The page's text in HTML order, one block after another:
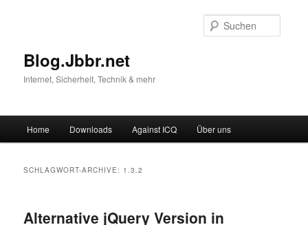
Blog.Jbbr.net
Internet, Sicherheit, Technik & mehr
Zum
Zum
wechseln
Home Downloads Against ICQ Über uns
SCHLAGWORT-ARCHIVE: 1.3.2
Alternative jQuery Version in